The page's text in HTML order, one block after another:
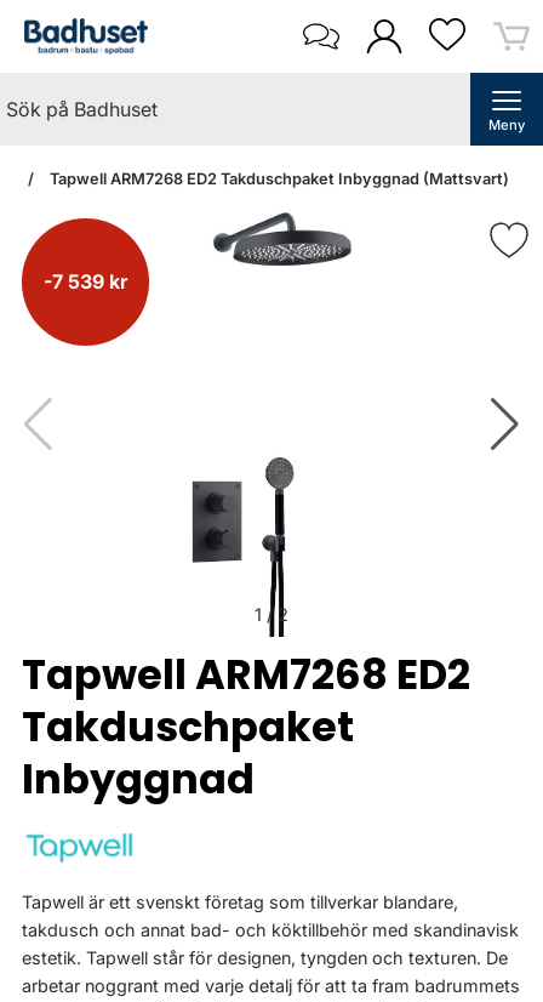
Meny
Tapwell ARM7268 ED2 Takduschpaket Inbyggnad (Mattsvart)
-7 539 kr
1 / 2
Tapwell ARM7268 ED2
Takduschpaket
Inbyggnad
Tapwell är ett svenskt företag som tillverkar blandare,
takdusch och annat bad- och köktillbehör med skandinavisk
estetik. Tapwell står för designen, tyngden och texturen. De
arbetar noggrant med varje detalj för att ta fram badrummets